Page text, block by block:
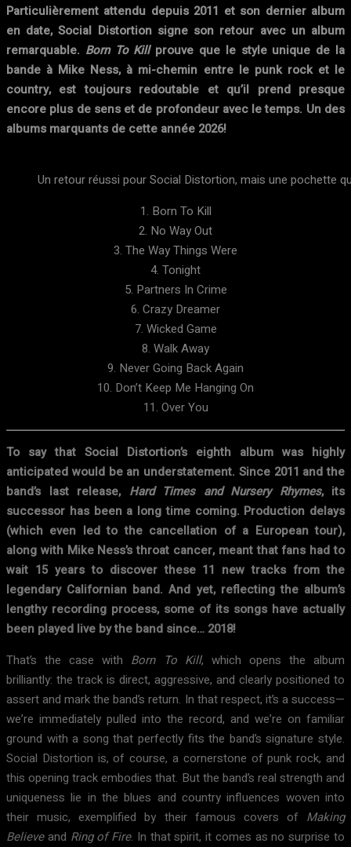
Particulièrement attendu depuis 2011 et son dernier album
en date, Social Distortion signe son retour avec un album
remarquable. Born To Kill prouve que le style unique de la
bande à Mike Ness, à mi-chemin entre le punk rock et le
country, est toujours redoutable et qu’il prend presque
encore plus de sens et de profondeur avec le temps. Un des
albums marquants de cette année 2026!
Un retour réussi pour Social Distortion, mais une pochette
1. Born To Kill
2. No Way Out
3. The Way Things Were
4. Tonight
5. Partners In Crime
6. Crazy Dreamer
7. Wicked Game
8. Walk Away
9. Never Going Back Again
10. Don’t Keep Me Hanging On
11. Over You
To say that Social Distortion’s eighth album was highly
anticipated would be an understatement. Since 2011 and the
band’s last release, Hard Times and Nursery Rhymes, its
successor has been a long time coming. Production delays
(which even led to the cancellation of a European tour),
along with Mike Ness’s throat cancer, meant that fans had to
wait 15 years to discover these 11 new tracks from the
legendary Californian band. And yet, reflecting the album’s
lengthy recording process, some of its songs have actually
been played live by the band since… 2018!
That’s the case with Born To Kill, which opens the album
brilliantly: the track is direct, aggressive, and clearly positioned to
assert and mark the band’s return. In that respect, it’s a success—
we’re immediately pulled into the record, and we’re on familiar
ground with a song that perfectly fits the band’s signature style.
Social Distortion is, of course, a cornerstone of punk rock, and
this opening track embodies that. But the band’s real strength and
uniqueness lie in the blues and country influences woven into
their music, exemplified by their famous covers of Making
Believeand Ring of Fire. In that spirit, it comes as no surprise to